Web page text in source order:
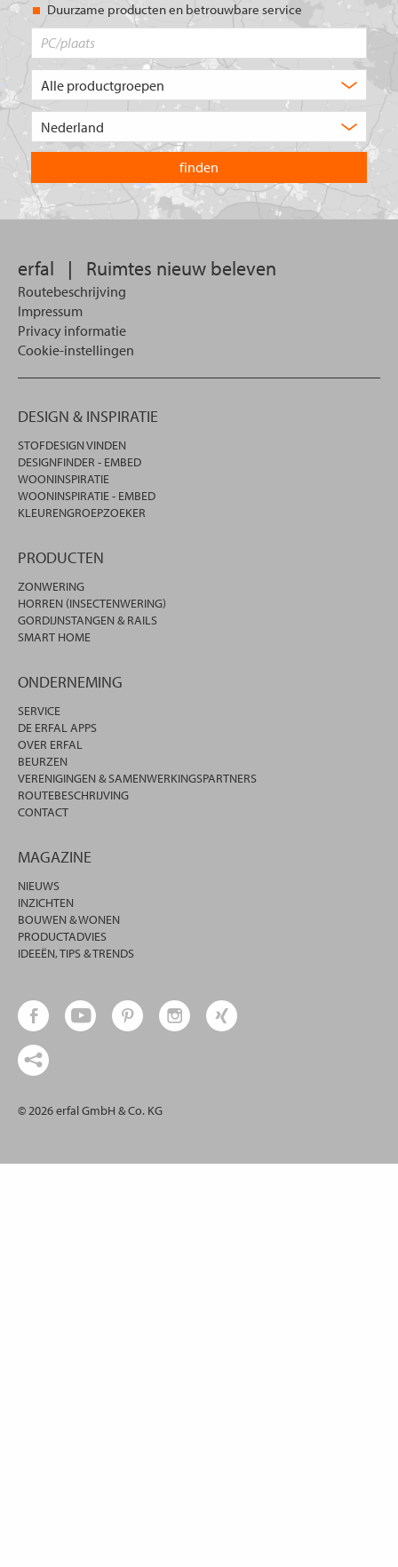
Duurzame producten en betrouwbare service
product
u?
land
waarin
u
wilt
zoeken.
erfal | Ruimtes nieuw beleven
Routebeschrijving
Impressum
Privacy informatie
Cookie-instellingen
DESIGN & INSPIRATIE
STOFDESIGN VINDEN
DESIGNFINDER - EMBED
WOONINSPIRATIE
WOONINSPIRATIE - EMBED
KLEURENGROEPZOEKER
PRODUCTEN
ZONWERING
HORREN (INSECTENWERING)
GORDIJNSTANGEN & RAILS
SMART HOME
ONDERNEMING
SERVICE
DE ERFAL APPS
OVER ERFAL
BEURZEN
VERENIGINGEN & SAMENWERKINGSPARTNERS
ROUTEBESCHRIJVING
CONTACT
MAGAZINE
NIEUWS
INZICHTEN
BOUWEN & WONEN
PRODUCTADVIES
IDEEËN, TIPS & TRENDS
© 2026 erfal GmbH & Co. KG